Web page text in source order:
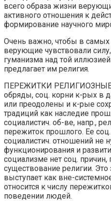
всего образа жизни
активного отношения к
формирование научного
Очень важно, чтобы в самых
верующие чувствовали
гуманизма над той
предлагает им религия.
ПЕРЕЖИТКИ РЕЛИГИОЗНЫЕ
обряды, соц. корни к-рых в
или преодолены и к-рые
традиций как наследие
социалистич. об-ве, напр.,
пережиток прошлого. Ее
социалистич. отношений не
функционирования и
социализме нет соц.
существование религии. Это
выступает как вне-
относится к числу
поведении людей.